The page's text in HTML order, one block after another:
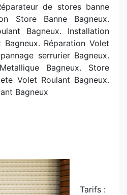
éparateur de stores banne
Store Banne Bagneux.
Bagneux. Installation
Réparation Volet
serrurier Bagneux.
Bagneux. Store
Volet Roulant Bagneux.
Bagneux
Tarifs :